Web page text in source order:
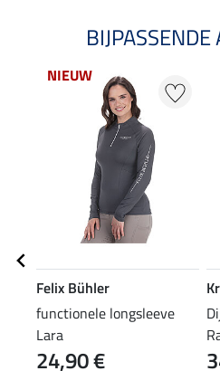
NIEUW
Felix Bühler
functionele longsleeve
Lara
24,90 €